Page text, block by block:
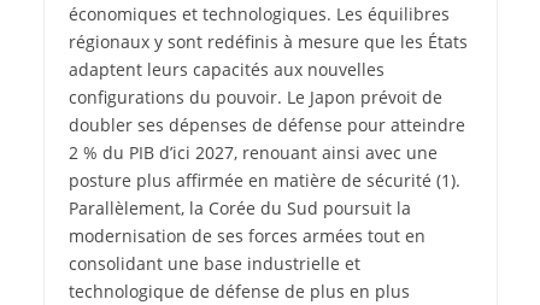
économiques et technologiques. Les équilibres
régionaux y sont redéfinis à mesure que les États
adaptent leurs capacités aux nouvelles
configurations du pouvoir. Le Japon prévoit de
doubler ses dépenses de défense pour atteindre
2 % du PIB d’ici 2027, renouant ainsi avec une
posture plus affirmée en matière de sécurité (1).
Parallèlement, la Corée du Sud poursuit la
modernisation de ses forces armées tout en
consolidant une base industrielle et
technologique de défense de plus en plus